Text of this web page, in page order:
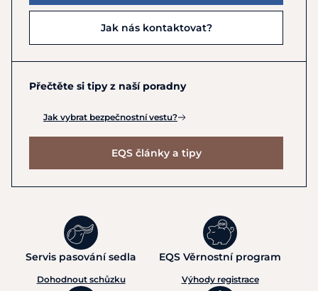
Jak nás kontaktovat?
Přečtěte si tipy z naší poradny
Jak vybrat bezpečnostní vestu?
EQS články a tipy
Servis pasování sedla
Dohodnout schůzku
EQS Věrnostní program
Výhody registrace